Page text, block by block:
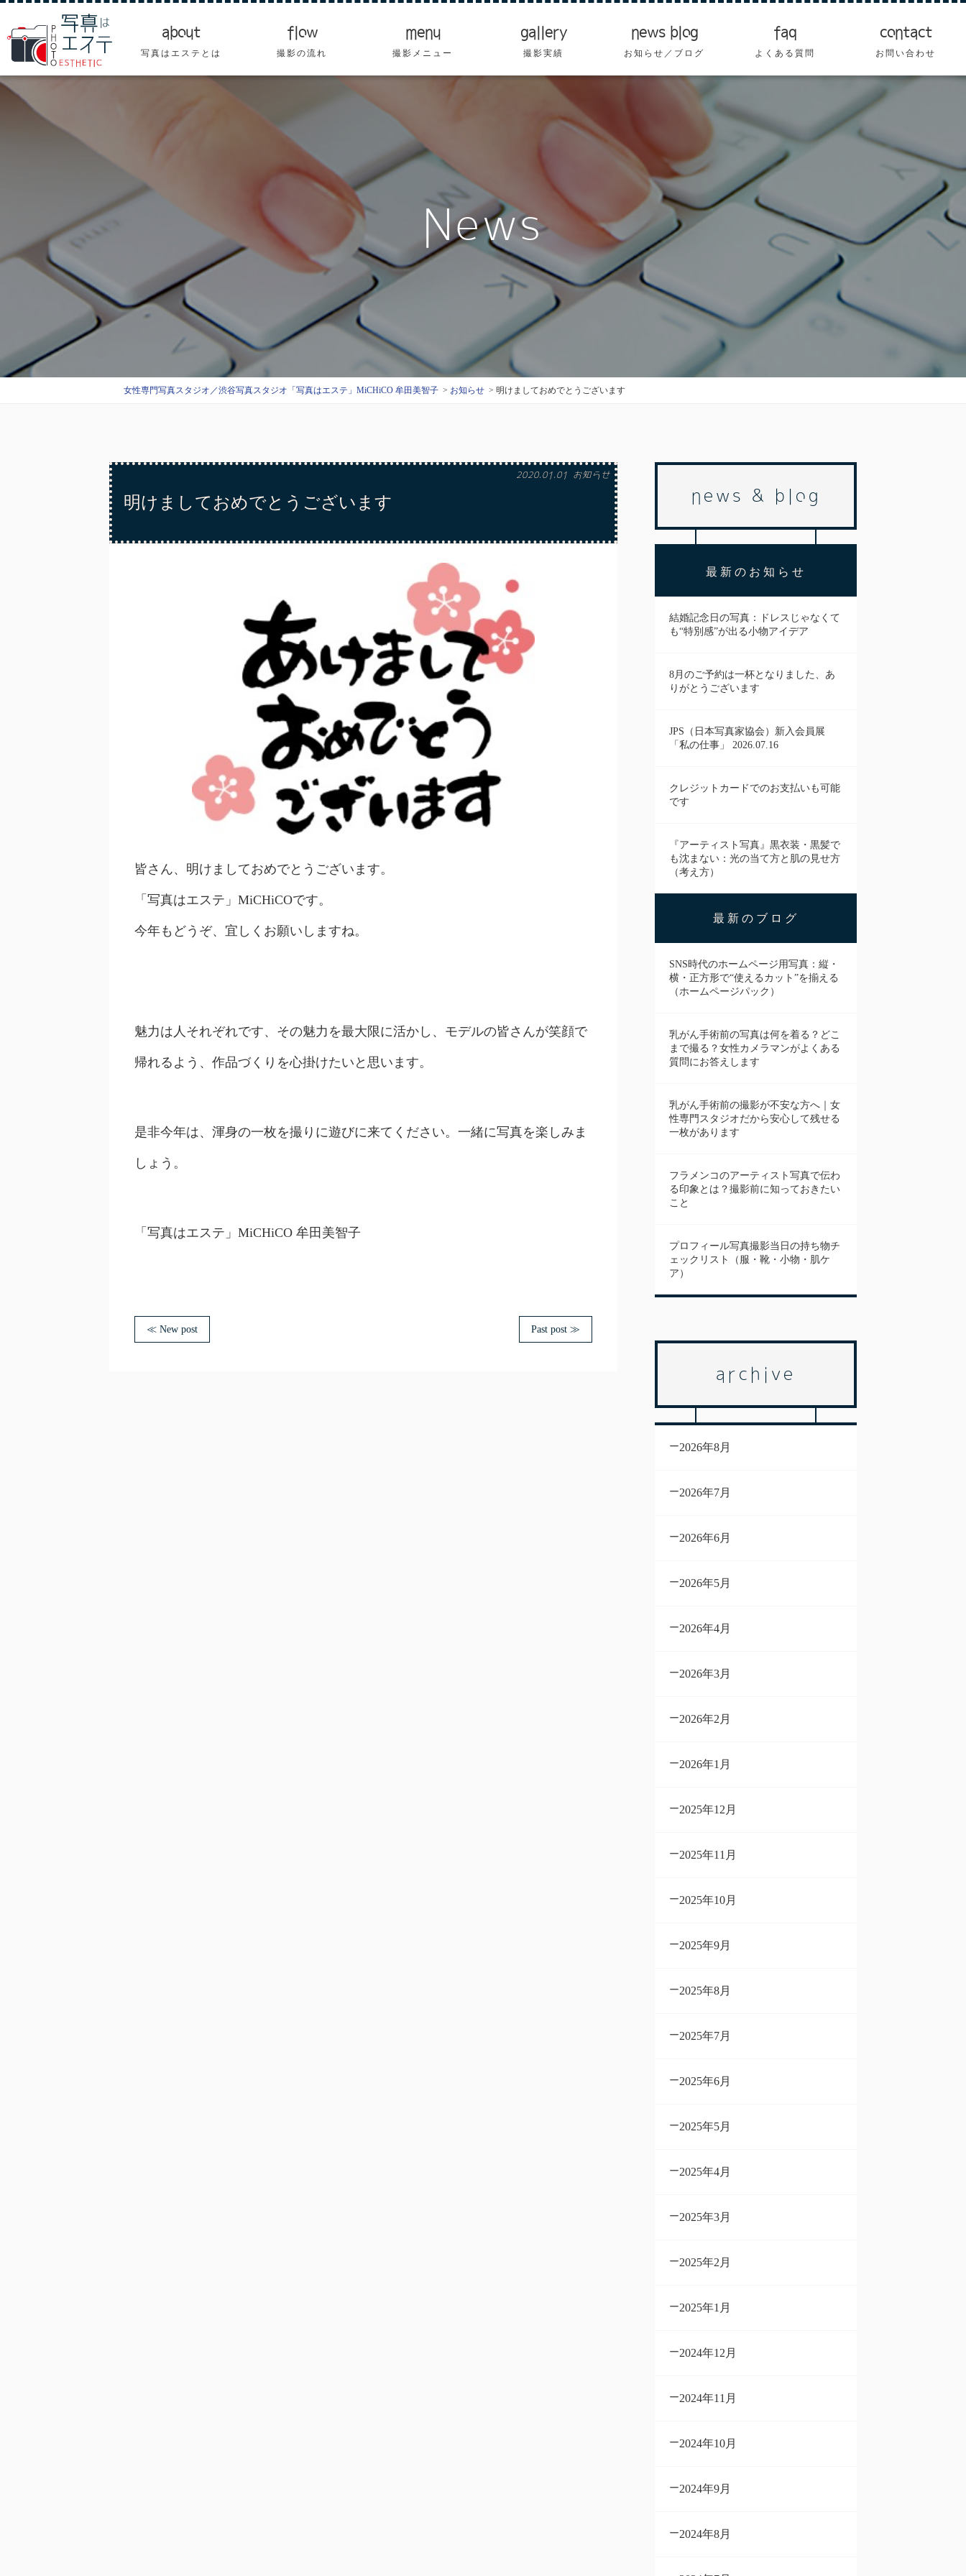
about
写真はエステとは
flow
撮影の流れ
menu
撮影メニュー
gallery
撮影実績
news blog
お知らせ／ブログ
faq
よくある質問
contact
お問い合わせ
News
女性専門写真スタジオ／渋谷写真スタジオ「写真はエステ」MiCHiCO 牟田美智子 お知らせ 明けましておめでとうございます
2020.01.01 お知らせ
明けましておめでとうございます
皆さん、明けましておめでとうございます。
「写真はエステ」MiCHiCOです。
今年もどうぞ、宜しくお願いしますね。
魅力は人それぞれです、その魅力を最大限に活かし、モデルの皆さんが笑顔で
帰れるよう、作品づくりを心掛けたいと思います。
是非今年は、渾身の一枚を撮りに遊びに来てください。一緒に写真を楽しみま
しょう。
「写真はエステ」MiCHiCO 牟田美智子
≪ New post Past post ≫
news & blog
最新のお知らせ
結婚記念日の写真：ドレスじゃなくて
も“特別感”が出る小物アイデア
8月のご予約は一杯となりました、あ
りがとうございます
JPS（日本写真家協会）新入会員展
「私の仕事」 2026.07.16
クレジットカードでのお支払いも可能
です
『アーティスト写真』黒衣装・黒髪で
も沈まない：光の当て方と肌の見せ方
（考え方）
最新のブログ
SNS時代のホームページ用写真：縦・
横・正方形で“使えるカット”を揃える
（ホームページパック）
乳がん手術前の写真は何を着る？どこ
まで撮る？女性カメラマンがよくある
質問にお答えします
乳がん手術前の撮影が不安な方へ｜女
性専門スタジオだから安心して残せる
一枚があります
フラメンコのアーティスト写真で伝わ
る印象とは？撮影前に知っておきたい
こと
プロフィール写真撮影当日の持ち物チ
ェックリスト（服・靴・小物・肌ケ
ア）
archive
2026年8月
2026年7月
2026年6月
2026年5月
2026年4月
2026年3月
2026年2月
2026年1月
2025年12月
2025年11月
2025年10月
2025年9月
2025年8月
2025年7月
2025年6月
2025年5月
2025年4月
2025年3月
2025年2月
2025年1月
2024年12月
2024年11月
2024年10月
2024年9月
2024年8月